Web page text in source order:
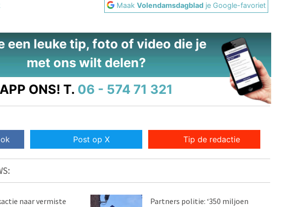
MaakVolendamsdagblad je Google-favoriet
een leuke tip, foto of video die je
met ons wilt delen?
APP ONS! T. 06 - 574 71 321
Post op X Tip de redactie
naar vermiste
Partners politie: ‘350 miljoen